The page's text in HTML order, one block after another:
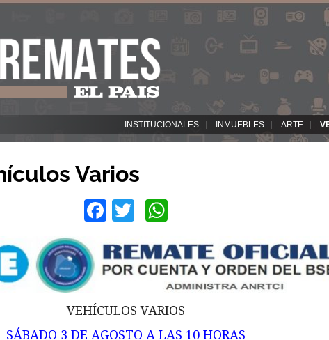
INSTITUCIONALES INMUEBLES ARTE
Varios
Facebook
Twitter
VEHÍCULOS VARIOS
SÁBADO 3 DE AGOSTO A LAS 10 HORAS